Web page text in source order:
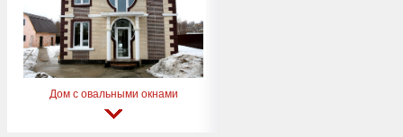
Дом с овальными окнами